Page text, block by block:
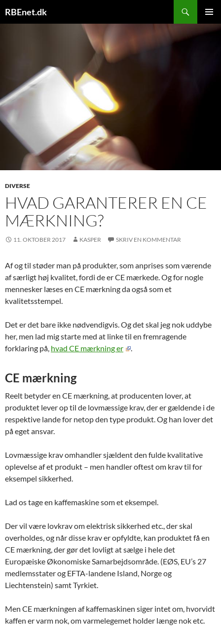
tilRBEnet.dk
MENU
DIVERSE
HVAD GARANTERER EN CE
MÆRKNING?
11. OKTOBER 2017 KASPER SKRIV EN KOMMENTAR
Af og til støder man på produkter, som anprises som værende
af særligt høj kvalitet, fordi de er CE mærkede. Og for nogle
mennesker læses en CE mærkning da også som et
kvalitetsstempel.
Det er det bare ikke nødvendigvis. Og det skal jeg nok uddybe
her, men lad mig starte med at linke til en fremragende
forklaring på, hvad CE mærkning er .
CE mærkning
Reelt betyder en CE mærkning, at producenten lover, at
produktet lever op til de lovmæssige krav, der er gældende i de
respektive lande for netop den type produkt. Og han lover det
på eget ansvar.
Lovmæssige krav omhandler sjældent den fulde kvalitative
oplevelse af et produkt – men handler oftest om krav til for
eksempel sikkerhed.
Lad os tage en kaffemaskine som et eksempel.
Der vil være lovkrav om elektrisk sikkerhed etc., der skal
overholdes, og når disse krav er opfyldte, kan produktet få en
CE mærkning, der gør det lovligt at sælge i hele det
Europæiske Økonomiske Samarbejdsområde. (EØS, EU’s 27
medlemsstater og EFTA-landene Island, Norge og
Liechtenstein) samt Tyrkiet.
Men CE mærkningen af kaffemaskinen siger intet om, hvorvidt
kaffen er varm nok, om varmelegemet holder længe nok etc.